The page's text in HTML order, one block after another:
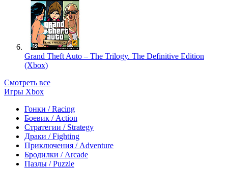
Grand Theft Auto – The Trilogy. The Definitive Edition
(Xbox)
Смотреть все
Игры Xbox
Гонки / Racing
Боевик / Action
Стратегии / Strategy
Драки / Fighting
Приключения / Adventure
Бродилки / Arcade
Пазлы / Puzzle